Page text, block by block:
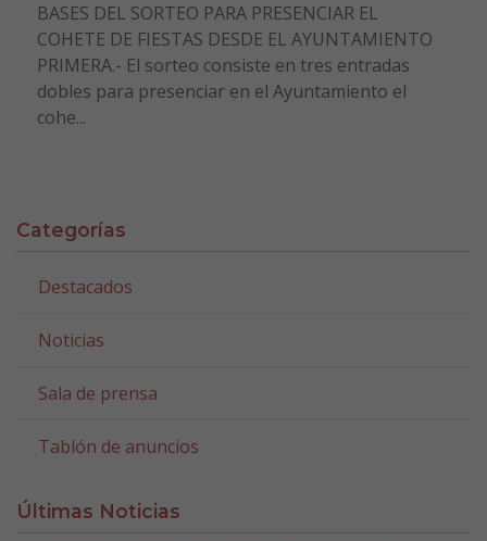
BASES DEL SORTEO PARA PRESENCIAR EL
COHETE DE FIESTAS DESDE EL AYUNTAMIENTO
PRIMERA.- El sorteo consiste en tres entradas
dobles para presenciar en el Ayuntamiento el
cohe...
Categorías
Destacados
Noticias
Sala de prensa
Tablón de anuncios
Últimas Noticias